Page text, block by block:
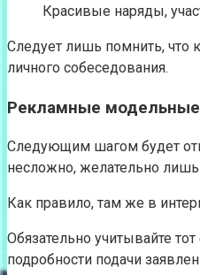
Красивые наряды,
Следует лишь помнить, что
личного собеседования.
Рекламные модельные
Следующим шагом будет
несложно, желательно
Как правило, там же в
Обязательно учитывайте
подробности подачи